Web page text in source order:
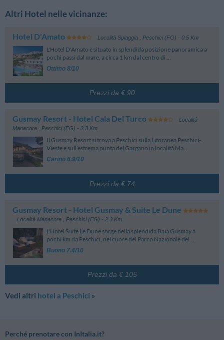
Altri Hotel nelle vicinanze:
Hotel D'Amato Località Spiaggia Peschici (FG) - 0.5 Km
L'Hotel D'Amato è situato in splendida posizione panoramica a
pochi passi dal mare, a circa 1 km dal centro di ...
Ottimo 8/10
Prezzi da € 90
Gusmay Resort - Hotel Cala Del Turco
Località
Manacore ,Peschici (FG) - 2.3 Km
Il Gusmay Resort si trova a Peschici sulla Litoranea Peschici-
Vieste e sull’estrema punta del Gargano in località Ma...
Carino 6.9/10
Prezzi da € 74
Gusmay Resort - Hotel Gusmay & Suite Le Dune
Località Manacore Peschici (FG) - 2.3 Km
L'Hotel Suite Le Dune sorge nella splendida Baia Gusmay a
pochi km da Peschici, nel cuore del Parco Nazionale del...
Buono 7.4/10
Prezzi da € 105
Vedi altri hotel a Peschici »
Perché prenotare con InItalia.it?